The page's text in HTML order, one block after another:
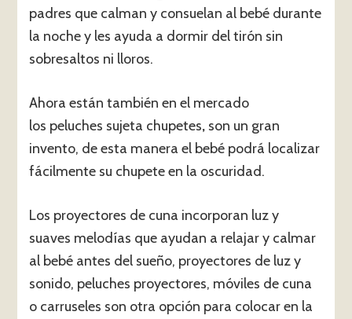
padres que calman y consuelan al bebé durante
la noche y les ayuda a dormir del tirón sin
sobresaltos ni lloros.
Ahora están también en el mercado
los peluches sujeta chupetes, son un gran
invento, de esta manera el bebé podrá localizar
fácilmente su chupete en la oscuridad.
Los proyectores de cuna incorporan luz y
suaves melodías que ayudan a relajar y calmar
al bebé antes del sueño, proyectores de luz y
sonido, peluches proyectores, móviles de cuna
o carruseles son otra opción para colocar en la